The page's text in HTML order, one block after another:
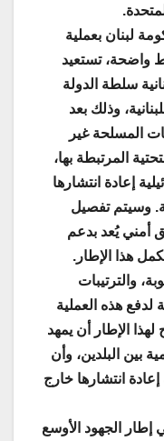
لبنان بعملية
واضحة، تستعيد
سلطة الدولة
وذلك بعد
المسلحة غير
المرتبطة بها،
إعادة انتشارها
وسيتم تفصيل
أمني يُعد بدعم
هذا الإطار.
والترتيبات
لدفع هذه العملية
الإطار أن يمهد
بين البلدين، وأن
إعادة انتشارها خارج
إطار الجهود الأوسع